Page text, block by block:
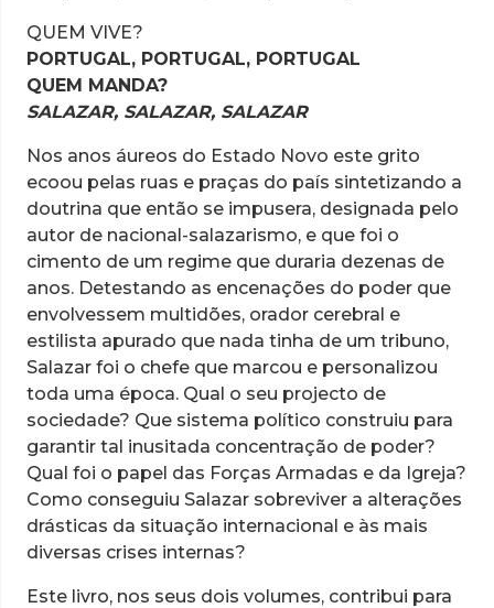
QUEM VIVE?
PORTUGAL, PORTUGAL, PORTUGAL
QUEM MANDA?
SALAZAR, SALAZAR, SALAZAR
Nos anos áureos do Estado Novo este grito
ecoou pelas ruas e praças do país sintetizando a
doutrina que então se impusera, designada pelo
autor de nacional-salazarismo, e que foi o
cimento de um regime que duraria dezenas de
anos. Detestando as encenações do poder que
envolvessem multidões, orador cerebral e
estilista apurado que nada tinha de um tribuno,
Salazar foi o chefe que marcou e personalizou
toda uma época. Qual o seu projecto de
sociedade? Que sistema político construiu para
garantir tal inusitada concentração de poder?
Qual foi o papel das Forças Armadas e da Igreja?
Como conseguiu Salazar sobreviver a alterações
drásticas da situação internacional e às mais
diversas crises internas?
Este livro, nos seus dois volumes, contribui para